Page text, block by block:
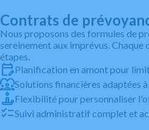
Contrats de
Nous proposons des formules de
sereinement aux imprévus.
étapes.
Planification en amont pour
Solutions financières adaptées
Flexibilité pour personnaliser
Suivi administratif complet et